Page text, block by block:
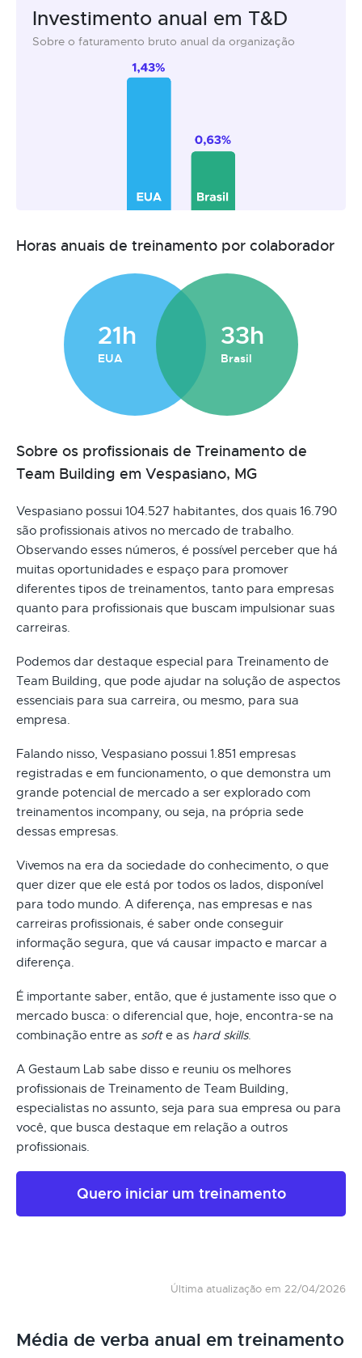
Investimento anual em T&D
Sobre o faturamento bruto anual da organização
Horas anuais de treinamento por colaborador
21h
EUA
33h
Brasil
Sobre os profissionais de Treinamento de
Team Building em Vespasiano, MG
Vespasiano possui 104.527 habitantes, dos quais 16.790
são profissionais ativos no mercado de trabalho.
Observando esses números, é possível perceber que há
muitas oportunidades e espaço para promover
diferentes tipos de treinamentos, tanto para empresas
quanto para profissionais que buscam impulsionar suas
carreiras.
Podemos dar destaque especial para Treinamento de
Team Building, que pode ajudar na solução de aspectos
essenciais para sua carreira, ou mesmo, para sua
empresa.
Falando nisso, Vespasiano possui 1.851 empresas
registradas e em funcionamento, o que demonstra um
grande potencial de mercado a ser explorado com
treinamentos incompany, ou seja, na própria sede
dessas empresas.
Vivemos na era da sociedade do conhecimento, o que
quer dizer que ele está por todos os lados, disponível
para todo mundo. A diferença, nas empresas e nas
carreiras profissionais, é saber onde conseguir
informação segura, que vá causar impacto e marcar a
diferença.
É importante saber, então, que é justamente isso que o
mercado busca: o diferencial que, hoje, encontra-se na
combinação entre as softe as hard skills.
A Gestaum Lab sabe disso e reuniu os melhores
profissionais de Treinamento de Team Building,
especialistas no assunto, seja para sua empresa ou para
você, que busca destaque em relação a outros
profissionais.
Quero iniciar um treinamento
Última atualização em 22/04/2026
Média de verba anual em treinamento